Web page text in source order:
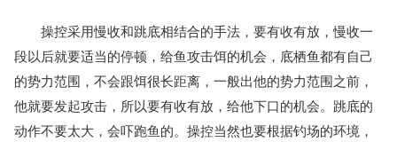
操控采用慢收和跳底相结合的手法，要有收有放，慢收一
段以后就要适当的停顿，给鱼攻击饵的机会，底栖鱼都有自己
的势力范围，不会跟饵很长距离，一般出他的势力范围之前，
他就要发起攻击，所以要有收有放，给他下口的机会。跳底的
动作不要太大，会吓跑鱼的。操控当然也要根据钓场的环境，